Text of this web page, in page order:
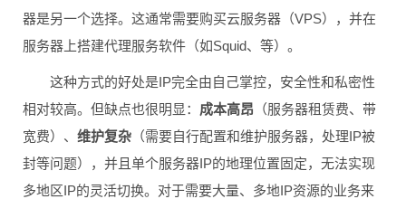
器是另一个选择。这通常需要购买云服务器（VPS），并在
服务器上搭建代理服务软件（如Squid、等）。
这种方式的好处是IP完全由自己掌控，安全性和私密性
相对较高。但缺点也很明显： 成本高昂 （服务器租赁费、带
宽费）、 维护复杂 （需要自行配置和维护服务器，处理IP被
封等问题），并且单个服务器IP的地理位置固定，无法实现
多地区IP的灵活切换。对于需要大量、多地IP资源的业务来